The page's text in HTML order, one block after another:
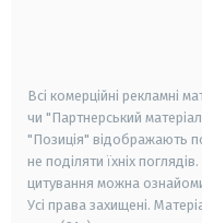
Всі комерційні рекламні
чи "Партнерський
"Позиція" відображають
не поділяти їхніх
цитування можна
Усі права захищені.